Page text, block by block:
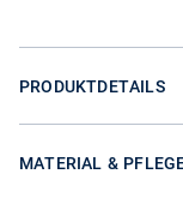
PRODUKTDETAILS
MATERIAL &